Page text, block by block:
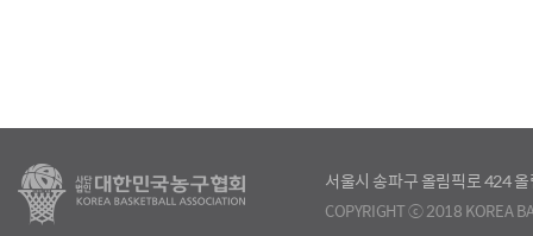
서울시 송파구 올림픽로 424
COPYRIGHT ⓒ 2018 KOREA